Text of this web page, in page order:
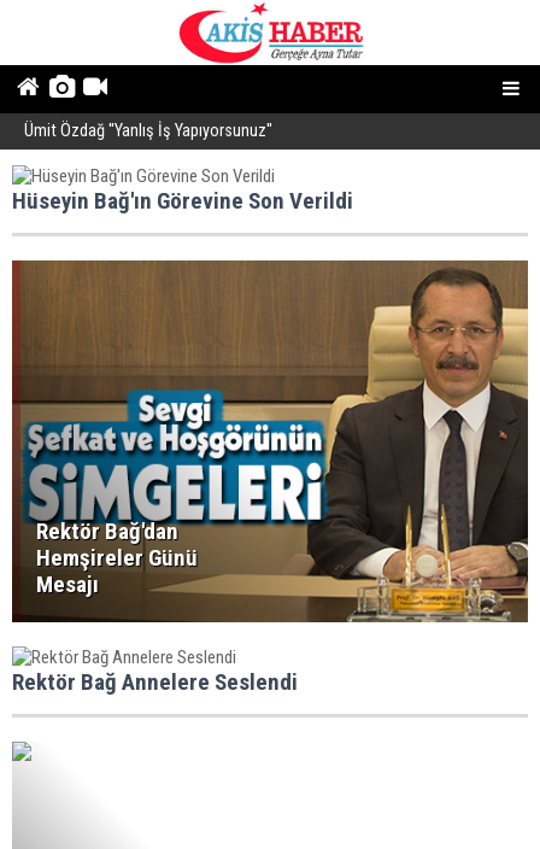
Ümit Özdağ ''Yanlış İş Yapıyorsunuz''
Hüseyin Bağ'ın Görevine Son Verildi
Rektör Bağ'dan
Hemşireler Günü
Mesajı
Rektör Bağ Annelere Seslendi